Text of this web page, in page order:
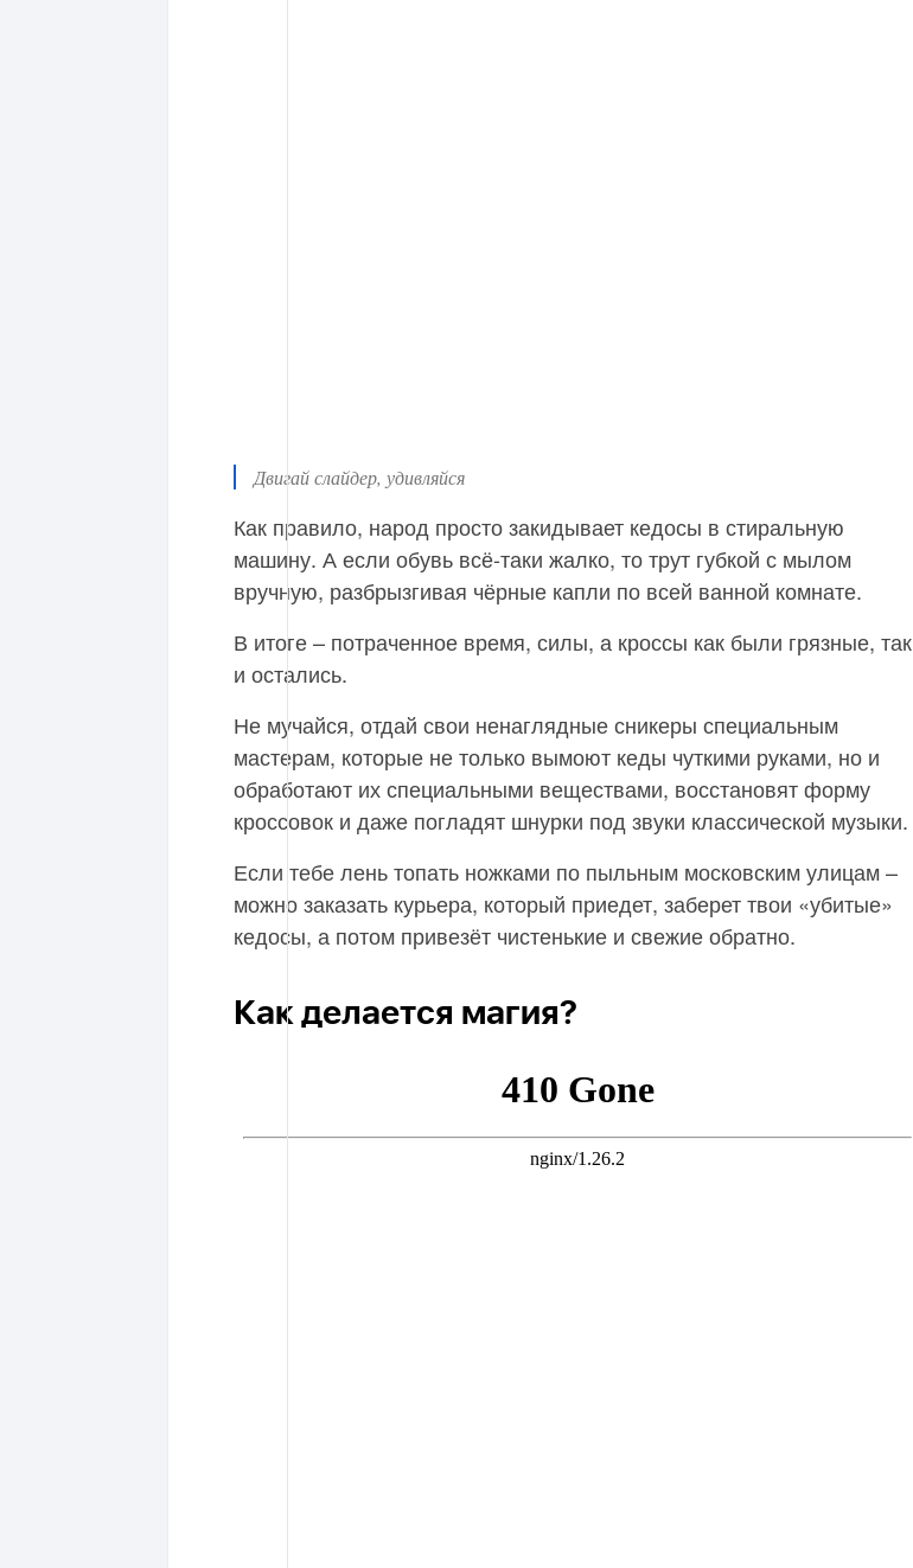
Двигай слайдер, удивляйся
Как правило, народ просто закидывает кедосы в стиральную
машину. А если обувь всё-таки жалко, то трут губкой с мылом
вручную, разбрызгивая чёрные капли по всей ванной комнате.
В итоге – потраченное время, силы, а кроссы как были грязные, так
и остались.
Не мучайся, отдай свои ненаглядные сникеры специальным
мастерам, которые не только вымоют кеды чуткими руками, но и
обработают их специальными веществами, восстановят форму
кроссовок и даже погладят шнурки под звуки классической музыки.
Если тебе лень топать ножками по пыльным московским улицам –
можно заказать курьера, который приедет, заберет твои «убитые»
кедосы, а потом привезёт чистенькие и свежие обратно.
Как делается магия?